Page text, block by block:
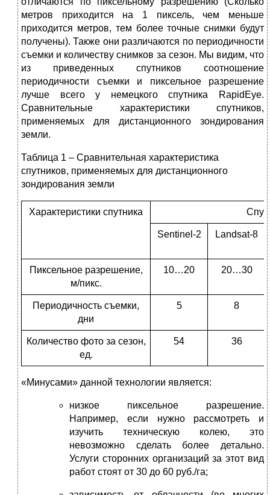
метров приходится на 1 пиксель, чем меньше
приходится метров, тем более точные снимки будут
получены). Также они различаются по периодичности
съемки и количеству снимков за сезон. Мы видим, что
из приведенных спутников соотношение
периодичности съемки и пиксельное разрешение
лучше всего у немецкого спутника RapidEye.
Сравнительные характеристики спутников,
применяемых для дистанционного зондирования
земли.
Таблица 1 – Сравнительная характеристика
спутников, применяемых для дистанционного
зондирования земли
Характеристики спутника
Sentinel-2 Landsat-8
Пиксельное разрешение,
м/пикс.
10…20 20…30
Периодичность съемки,
дни
5 8
Количество фото за сезон,
ед.
54 36
«Минусами» данной технологии является:
низкое пиксельное разрешение.
Например, если нужно рассмотреть и
изучить техническую колею, это
невозможно сделать более детально.
Услуги сторонних организаций за этот вид
работ стоят от 30 до 60 руб./га;